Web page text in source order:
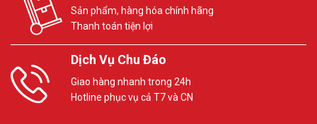
Sản phẩm, hàng hóa chính hãng
Thanh toán tiện lợi
Dịch Vụ Chu Đáo
Giao hàng nhanh trong 24h
Hotline phục vụ cả T7 và CN